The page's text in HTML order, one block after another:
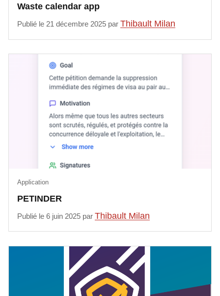
Waste calendar app
Publié le 21 décembre 2025 parThibault Milan
PETINDER
Application
Publié le 6 juin 2025 parThibault Milan